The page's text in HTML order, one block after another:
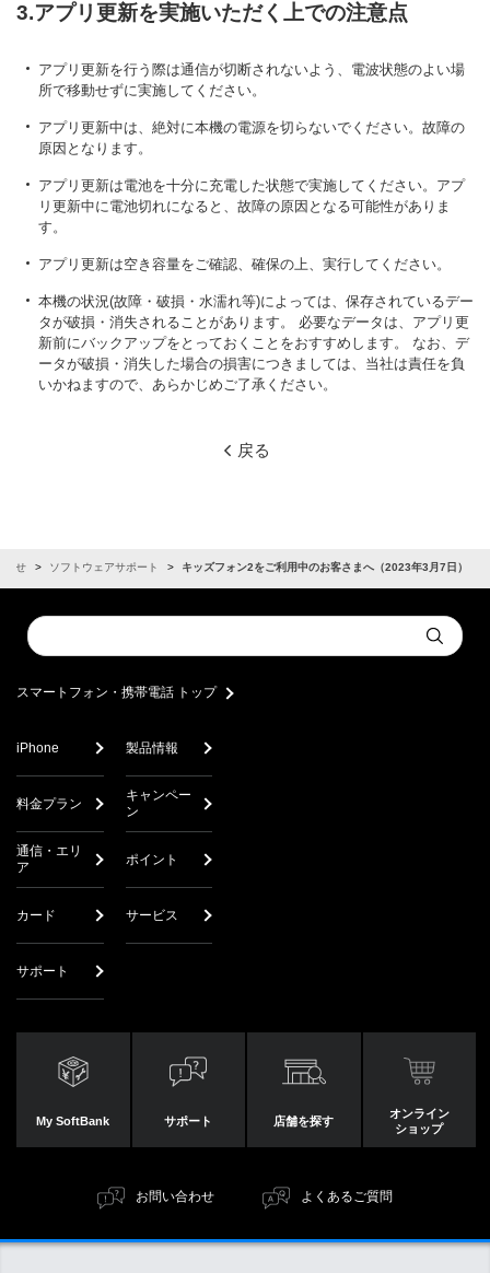
3.アプリ更新を実施いただく上での注意点
アプリ更新を行う際は通信が切断されないよう、電波状態のよい場
所で移動せずに実施してください。
アプリ更新中は、絶対に本機の電源を切らないでください。故障の
原因となります。
アプリ更新は電池を十分に充電した状態で実施してください。アプ
リ更新中に電池切れになると、故障の原因となる可能性がありま
す。
アプリ更新は空き容量をご確認、確保の上、実行してください。
本機の状況(故障・破損・水濡れ等)によっては、保存されているデー
タが破損・消失されることがあります。 必要なデータは、アプリ更
新前にバックアップをとっておくことをおすすめします。 なお、デ
ータが破損・消失した場合の損害につきましては、当社は責任を負
いかねますので、あらかじめご了承ください。
戻る
らせ ソフトウェアサポート キッズフォン2をご利用中のお客さまへ（2023年3月7日）
Conduct
a
Submit
スマートフォン・携帯電話 トップ
iPhone 製品情報
料金プラン
キャンペー
ン
通信・エリ
ア
ポイント
カード サービス
サポート
My SoftBank サポート 店舗を探す
オンライン
ショップ
お問い合わせ よくあるご質問